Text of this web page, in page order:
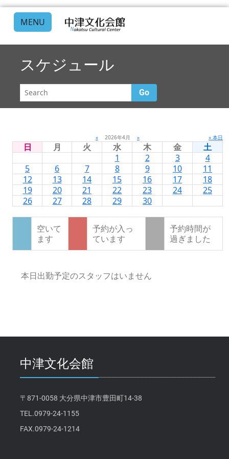
MENU
スケジュール
Go
« 2026年4月 » » 本日
日 月 火 水 木 金
土
1
2 3
4
5
6 7 8 9 10
11
12
13 14 15 16 17
18
19
20 21 22 23 24
25
26
27 28 29 30
空いて
ます
予約が入っ
ています
予約時間が
過ぎました
本日出勤予定のスタッフはいません
中津文化会館
〒871-0058 大分県中津市豊田町14-38
TEL.0979-24-1155
FAX.0979-24-1214